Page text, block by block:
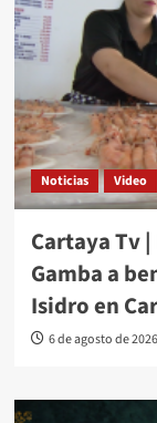
Noticias Video
Cartaya Tv
Gamba a
Isidro en
6 de agosto de 2026